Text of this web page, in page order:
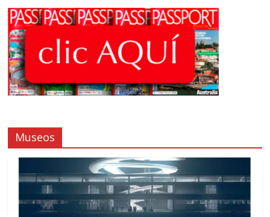
Museos